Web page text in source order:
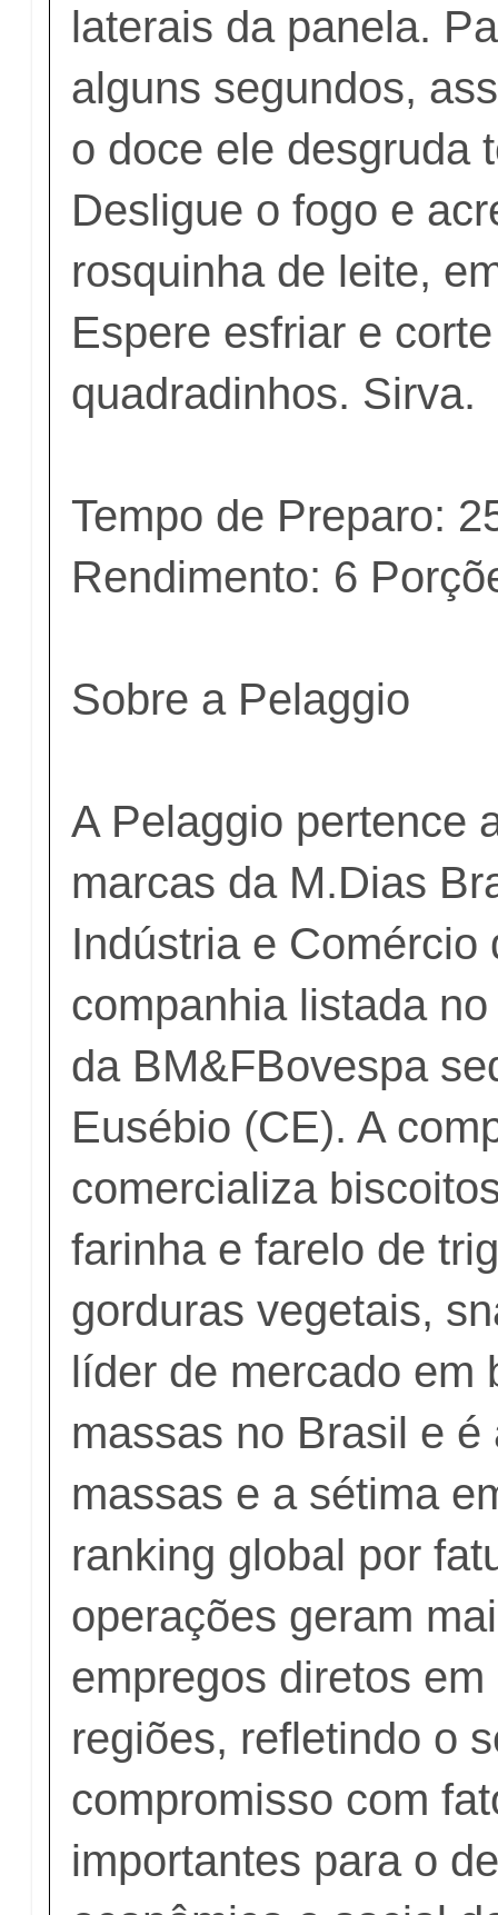
laterais da panela.
alguns segundos,
o doce ele desgruda
Desligue o fogo e
rosquinha de leite,
Espere esfriar e
quadradinhos. Sirva.
Tempo de Preparo:
Rendimento: 6
Sobre a Pelaggio
A Pelaggio pertence
marcas da M.Dias
Indústria e Comércio
companhia listada
da BM&FBovespa
Eusébio (CE). A
comercializa
farinha e farelo de
gorduras vegetais,
líder de mercado em
massas no Brasil e é
massas e a sétima
ranking global por
operações geram
empregos diretos
regiões, refletindo o
compromisso com
importantes para o